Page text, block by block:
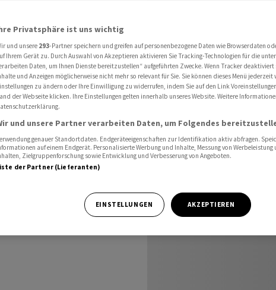
es, stets schneller als der Markt zu wachsen»
Ziel ist es,
der
ist im cash-
Privatsphäre ist uns wichtig
und unsere 293-Partner speichern und greifen auf personenbezogene Daten wie Browserdaten
Ihrem Gerät zu. Durch Auswahl von Akzeptieren aktivieren Sie Tracking-Technologien für die
Daten, um Ihnen Dienste bereitzustellen“ aufgeführten Zwecke. Wenn Tracker
und Anzeigen möglicherweise nicht mehr so relevant für Sie. Sie können dieses Menü
zu ändern oder Ihre Einwilligung zu widerrufen, indem Sie auf den Link
der Webseite klicken. Ihre Einstellungen gelten innerhalb unseres Website. Weitere
und unsere Partner verarbeiten Daten, um Folgendes
genauer Standortdaten. Endgeräteeigenschaften zur Identifikation aktiv abfragen.
auf einem Endgerät. Personalisierte Werbung und Inhalte, Messung von Werbeleistung
Zielgruppenforschung sowie Entwicklung und Verbesserung von Angeboten.
der Partner (Lieferanten)
EINSTELLUNGEN AKZEPTIEREN